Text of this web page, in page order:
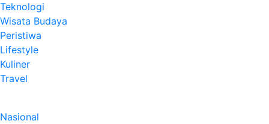
Teknologi
Wisata Budaya
Peristiwa
Lifestyle
Kuliner
Travel
Nasional